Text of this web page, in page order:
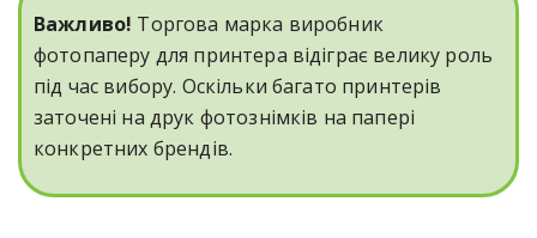
Важливо! Торгова марка виробник
фотопаперу для принтера відіграє велику роль
під час вибору. Оскільки багато принтерів
заточені на друк фотознімків на папері
конкретних брендів.